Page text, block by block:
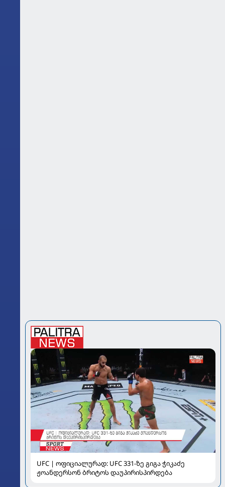
UFC | ოფიციალურად: UFC 331-ზე გიგა ჭიკაძე
ჟოანდერსონ ბრიტოს დაუპირისპირდება